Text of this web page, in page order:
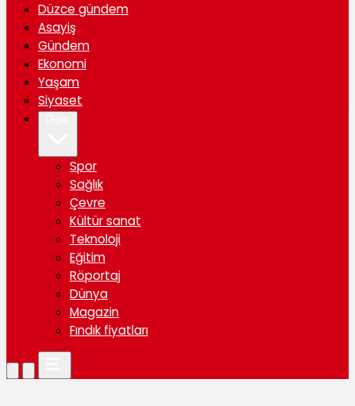
Düzce gündem
Asayiş
Gündem
Ekonomi
Yaşam
Siyaset
Spor
Sağlık
Çevre
Kültür sanat
Teknoloji
Eğitim
Röportaj
Dünya
Magazin
Fındık fiyatları